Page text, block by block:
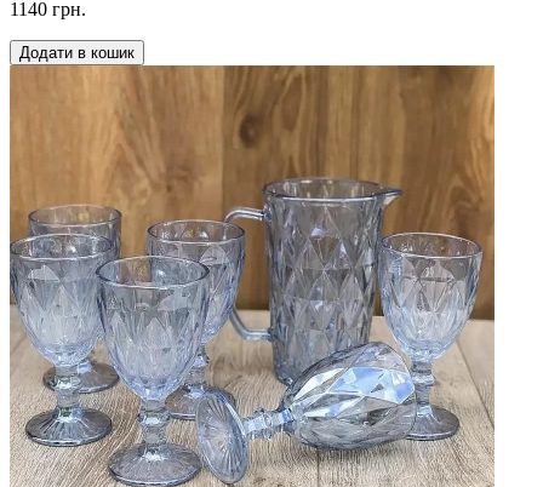
1140 грн.
Додати в кошик